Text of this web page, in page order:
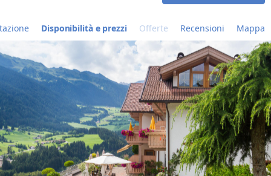
Disponibilità e prezzi Offerte Recensioni Mappa